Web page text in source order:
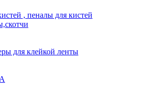
, пеналы для кистей
для клейкой ленты